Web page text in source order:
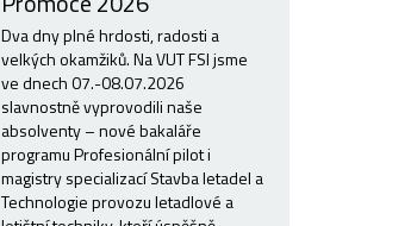
Dva dny plné hrdosti, radosti a
velkých okamžiků. Na VUT FSI jsme
ve dnech 07.-08.07.2026
slavnostně vyprovodili naše
absolventy – nové bakaláře
programu Profesionální pilot i
magistry specializací Stavba letadel a
Technologie provozu letadlové a